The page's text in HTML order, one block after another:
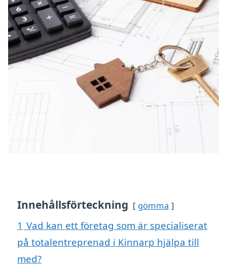
Innehållsförteckning gömma
1 Vad kan ett företag som är specialiserat
på totalentreprenad i Kinnarp hjälpa till
med?